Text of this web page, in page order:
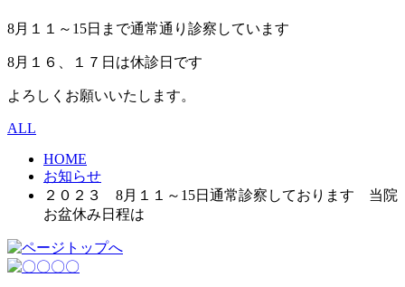
8月１１～15日まで通常通り診察しています
8月１６、１７日は休診日です
よろしくお願いいたします。
ALL
HOME
お知らせ
２０２３ 8月１１～15日通常診察しております 当院
お盆休み日程は